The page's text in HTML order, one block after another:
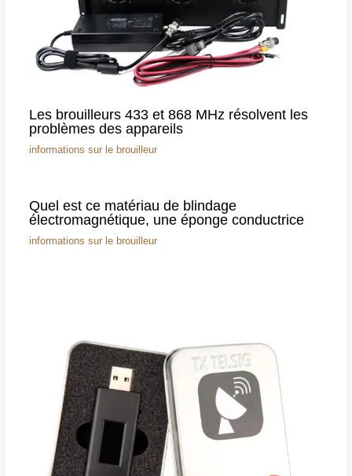
Les brouilleurs 433 et 868 MHz résolvent les
problèmes des appareils
informations sur le brouilleur
Quel est ce matériau de blindage
électromagnétique, une éponge conductrice
informations sur le brouilleur